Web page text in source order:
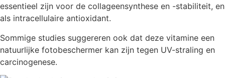
essentieel zijn voor de collageensynthese en -stabiliteit, en
als intracellulaire antioxidant.
Sommige studies suggereren ook dat deze vitamine een
natuurlijke fotobeschermer kan zijn tegen UV-straling en
carcinogenese.